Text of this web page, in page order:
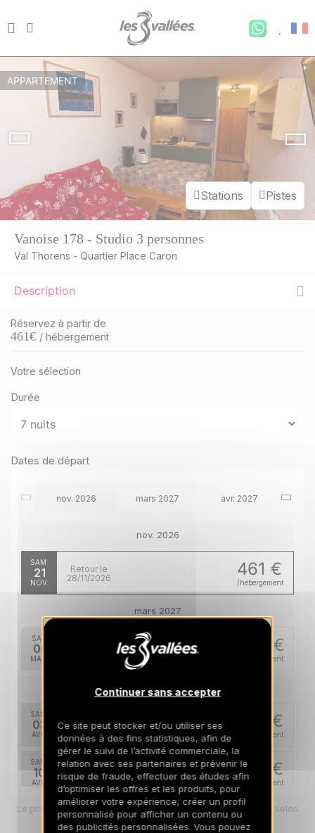
Stations Pistes
APPARTEMENT
Vanoise 178 - Studio 3 personnes
Val Thorens - Quartier Place Caron
Description
Réservez à partir de
461€ / hébergement
Votre sélection
Durée
Dates de départ
nov. 2026 mars 2027 avr. 2027
nov. 2026
SAM.
21
NOV.
461 €
/hébergement
Retour le
28/11/2026
mars 2027
SAM.
06
MARS
902 €
/hébergement
SAM.
03
AVR.
787 €
/hébergement
Retour le
10/04/2027
SAM.
10
AVR.
787 €
/hébergement
Retour le
17/04/2027
mai 2027
Le prix total pour votre sélection sera ajusté en page suivante selon
vos options
Continuer sans accepter
Ce site peut stocker et/ou utiliser ses
données à des fins statistiques, afin de
gérer le suivi de l’activité commerciale, la
relation avec ses partenaires et prévenir le
risque de fraude, effectuer des études afin
d’optimiser les offres et les produits, pour
améliorer votre expérience, créer un profil
personnalisé pour afficher un contenu ou
des publicités personnalisées. Vous pouvez